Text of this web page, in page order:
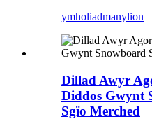
ymholiadmanylion
Dillad Awyr
Diddos Gwynt
Sgïo Merched